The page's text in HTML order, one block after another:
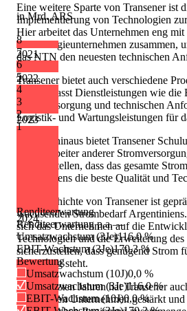
2021
2022
2023
2024
in Mrd. ARS
8
7
6
5
4
3
2
1
Renditeerwartung
Renditeerwartung p.a.—
Umsatzwachstum (3Je)116,0 %
EBIT-Wachstum (3Je)170,3 %
Bewertung
Umsatzwachstum (10J)0,0 %
Umsatzwachstum (3Je)116,0 %
EBIT-Wachstum (10J)0,0 %
Eine weitere Sparte von Transener ist
Implementierung von Technologien
Hier arbeitet das Unternehmen eng mit
Technologieunternehmen zusammen,
das NTN den neuesten technischen
Transener bietet auch verschiedene
Dies umfasst Dienstleistungen wie die
Stromversorgung und technischen
Logistik- und Wartungsleistungen für
Darüber hinaus bietet Transener
für Mitarbeiter anderer
sicherzustellen, dass das gesamte
Argentiniens die beste Qualität und
Die Geschichte von Transener ist
wachsenden Strombedarf
sich das Unternehmen auf die
Technologien und die Erweiterung
sicherzustellen, dass genügend Strom
Verfügung steht.
In den letzten Jahren hat Transener
mit anderen Unternehmen gestärkt